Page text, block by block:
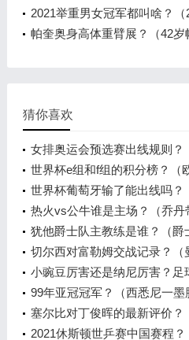
谁？）
2021举重男女冠军都叫啥？
几项奥运纪录？）
帕奎奥身高体重臂展？（42岁
猜你喜欢
女排奥运会预选赛出线规则
规则？）
世界杯e组和f组的积分榜？（
则？）
世界杯葡萄牙输了能出线吗？
绍？）
热火vs公牛谁是主场？（乔
火？）
犹他爵士队主教练是谁？（爵
切尔西对富勒姆交战记录？（
绩？）
小豌豆厉害还是纳尼厉害？
南德斯实力如何？）
99年亚冠冠军？（西悉尼一墨
塞尔比对丁俊晖的最新评价？
分最后谁赢了？）
2021休斯顿世乒赛中国赛程